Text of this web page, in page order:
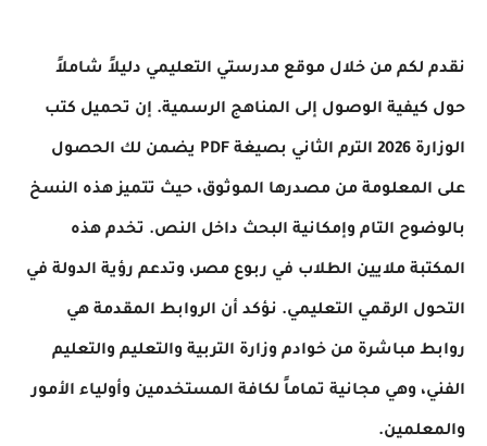
نقدم لكم من خلال موقع مدرستي التعليمي دليلاً شاملاً
حول كيفية الوصول إلى المناهج الرسمية. إن تحميل كتب
الوزارة 2026 الترم الثاني بصيغة PDF يضمن لك الحصول
على المعلومة من مصدرها الموثوق، حيث تتميز هذه النسخ
بالوضوح التام وإمكانية البحث داخل النص. تخدم هذه
المكتبة ملايين الطلاب في ربوع مصر، وتدعم رؤية الدولة في
التحول الرقمي التعليمي. نؤكد أن الروابط المقدمة هي
روابط مباشرة من خوادم وزارة التربية والتعليم والتعليم
الفني، وهي مجانية تماماً لكافة المستخدمين وأولياء الأمور
والمعلمين.